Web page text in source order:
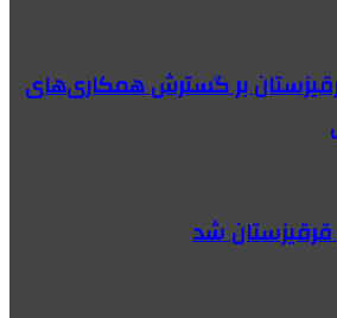
بر گسترش همکاری‌های
شد